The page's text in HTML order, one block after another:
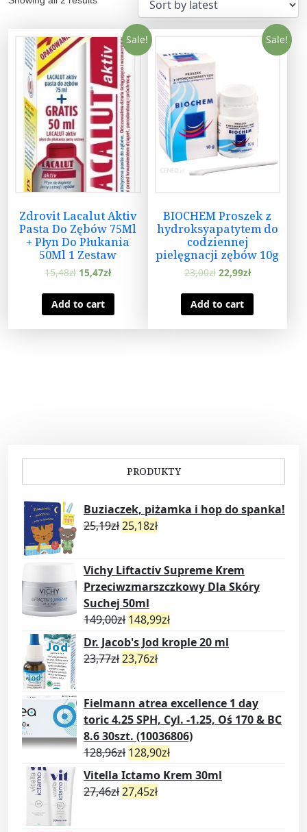
Sale!
Zdrovit Lacalut Aktiv
Pasta Do Zębów 75Ml
+ Płyn Do Płukania
50Ml 1 Zestaw
15,48zł 15,47zł
Add to cart
Sale!
BIOCHEM Proszek z
hydroksyapatytem do
codziennej
pielęgnacji zębów 10g
23,00zł 22,99zł
Add to cart
PRODUKTY
Buziaczek, piżamka i hop do spanka!
25,19zł25,18zł
Vichy Liftactiv Supreme Krem
Przeciwzmarszczkowy Dla Skóry
Suchej 50ml
149,00zł 148,99zł
Dr. Jacob's Jod krople 20 ml
23,77zł23,76zł
Fielmann atrea excellence 1 day
toric 4.25 SPH, Cyl. -1.25, Oś 170 & BC
8.6 30szt. (10036806)
128,96zł 128,90zł
Vitella Ictamo Krem 30ml
27,46zł27,45zł